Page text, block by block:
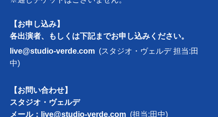
【お申し込み】
各出演者、もしくは下記までお申し込みください。
live@studio-verde.com (スタジオ・ヴェルデ 担当:田
中)
【お問い合わせ】
スタジオ・ヴェルデ
メール：
live@studio-verde.com (担当:田中)